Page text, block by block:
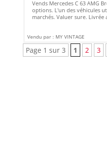
Vends Mercedes C 63 AMG
options. L'un des véhicules
marchés. Valuer sure. Livrée
Vendu par : MY VINTAGE
Page 1 sur 3 1 2 3